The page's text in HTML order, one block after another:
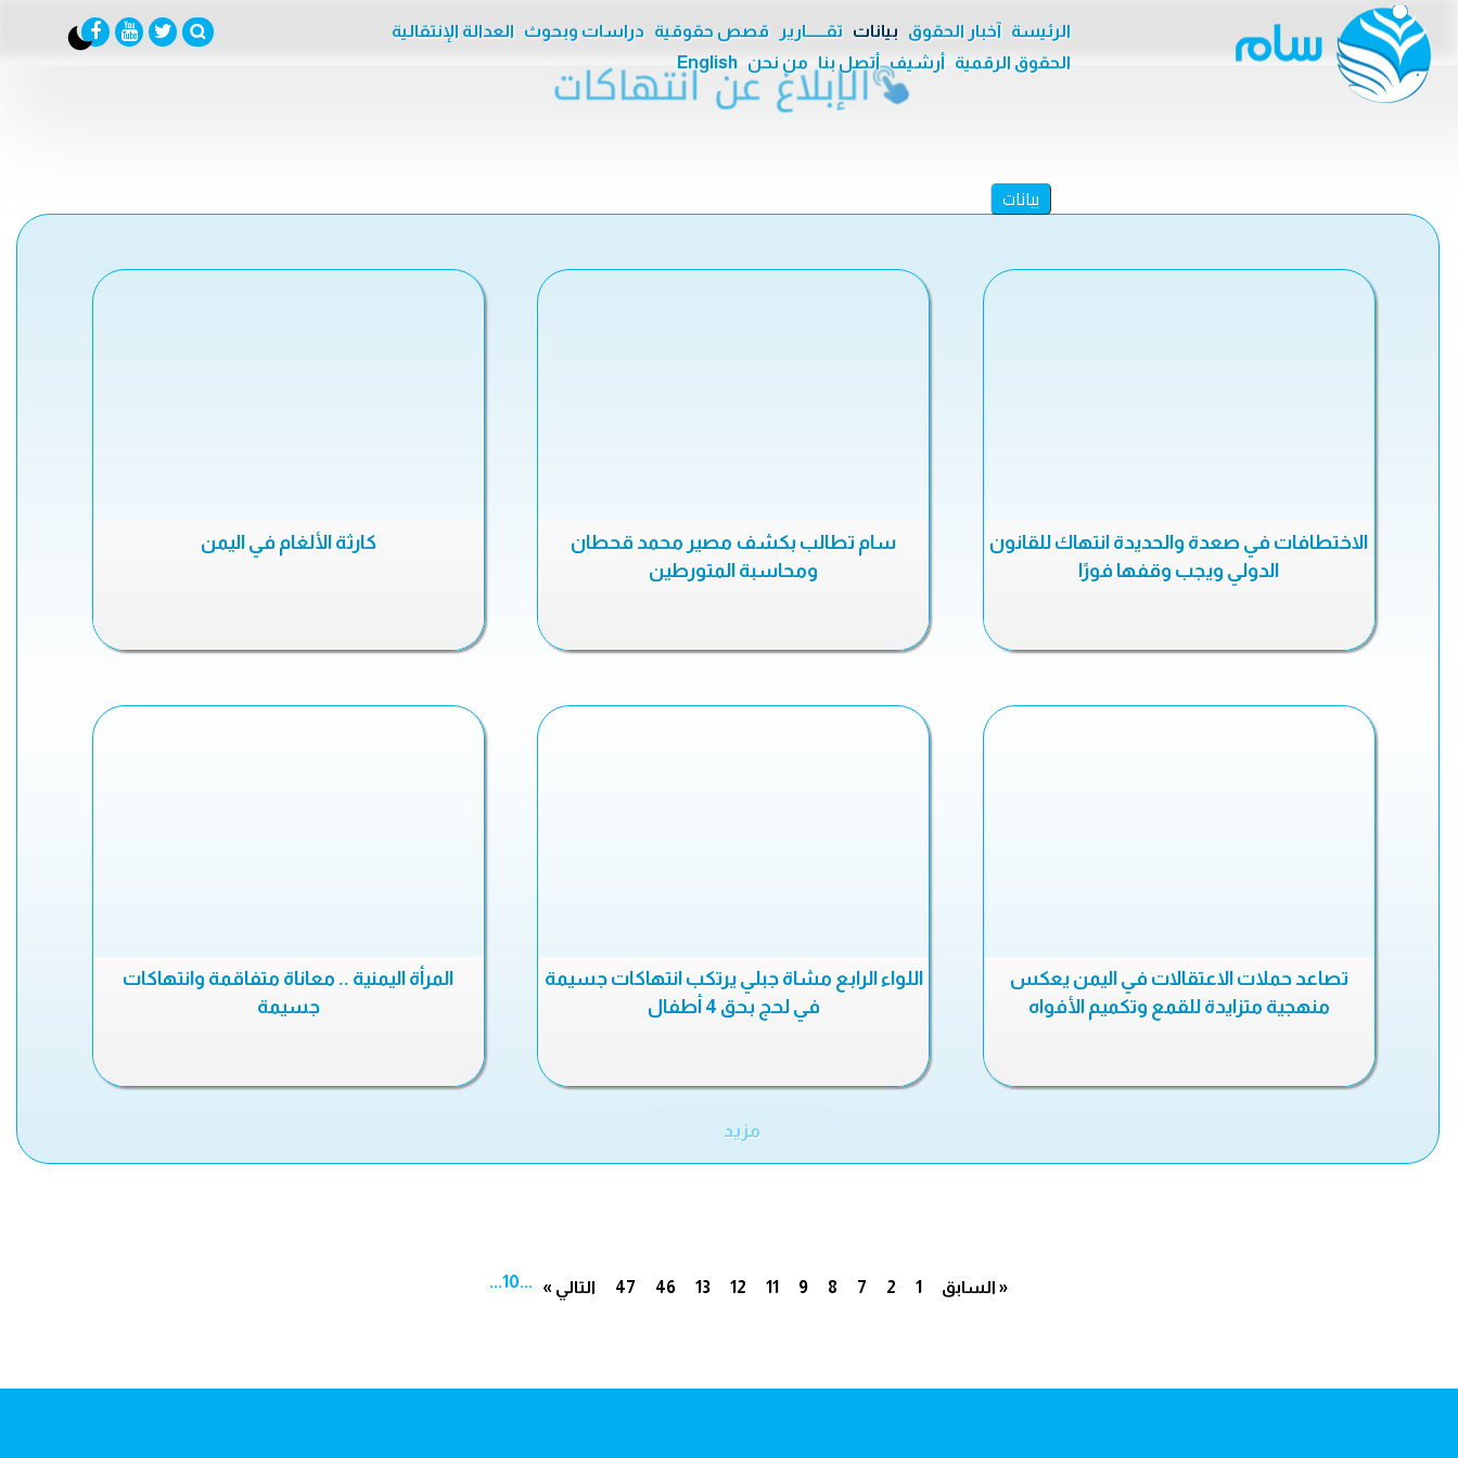
الرئيسة آخبار الحقوق بيانات تقــــــارير قصص حقوقية دراسات وبحوث
العدالة الإنتقالية
الحقوق الرقمية
أرشيف أتصل بنا من نحن English
بيانات
الاختطافات في صعدة والحديدة انتهاك للقانون
الدولي ويجب وقفها فورًا
سام تطالب بكشف مصير محمد قحطان
ومحاسبة المتورطين
كارثة الألغام في اليمن
تصاعد حملات الاعتقالات في اليمن يعكس
منهجية متزايدة للقمع وتكميم الأفواه
اللواء الرابع مشاة جبلي يرتكب انتهاكات جسيمة
في لحج بحق 4 أطفال
المرأة اليمنية .. معاناة متفاقمة وانتهاكات
جسيمة
مزيد
« السابق 1
2
... 7
8
9
10 11
12
13
... 46
47 التالي »